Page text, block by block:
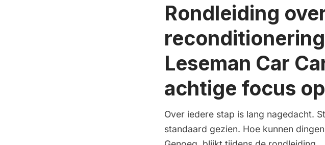
Rondleiding
Leseman Car
achtige focus
Over iedere stap is lang nagedacht.
standaard gezien. Hoe kunnen